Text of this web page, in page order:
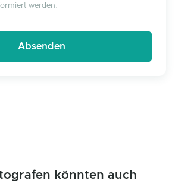
werden.
könnten auch